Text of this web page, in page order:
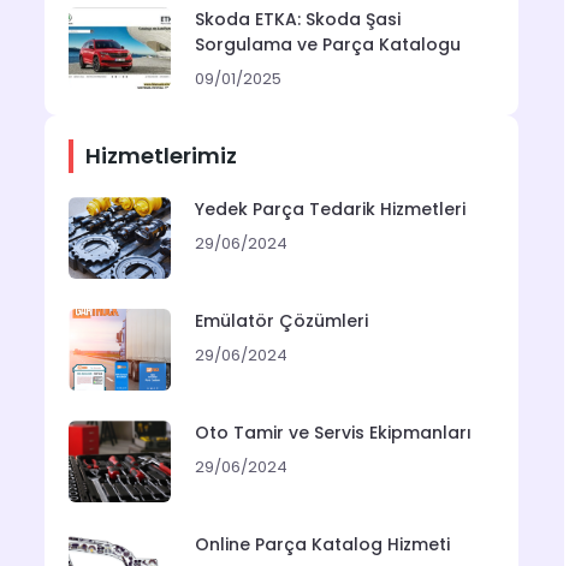
Skoda ETKA: Skoda Şasi
Sorgulama ve Parça Katalogu
09/01/2025
Hizmetlerimiz
Yedek Parça Tedarik Hizmetleri
29/06/2024
Emülatör Çözümleri
29/06/2024
Oto Tamir ve Servis Ekipmanları
29/06/2024
Online Parça Katalog Hizmeti